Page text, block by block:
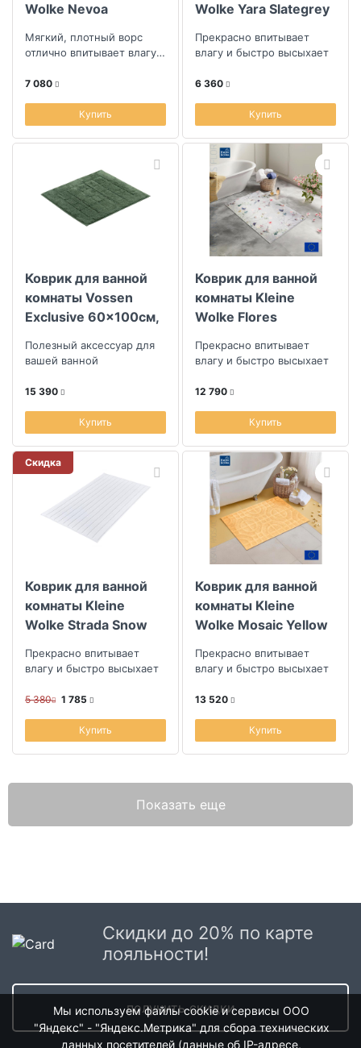
Wolke Nevoa
голубой
Мягкий, плотный ворс
отлично впитывает влагу и
7 080
Купить
Wolke Yara Slategrey
Прекрасно впитывает
влагу и быстро высыхает
6 360
Купить
Коврик для ванной
комнаты Vossen
Exclusive 60x100см,
Полезный аксессуар для
вашей ванной
15 390
Купить
Коврик для ванной
комнаты Kleine
Wolke Flores
Прекрасно впитывает
влагу и быстро высыхает
12 790
Купить
Скидка
Коврик для ванной
комнаты Kleine
Wolke Strada Snow
Прекрасно впитывает
влагу и быстро высыхает
5 380 1 785
Купить
Коврик для ванной
комнаты Kleine
Wolke Mosaic Yellow
Прекрасно впитывает
влагу и быстро высыхает
13 520
Купить
Показать еще
Скидки до 20% по карте
лояльности!
получить скидки
Мы используем файлы cookie и сервисы ООО
"Яндекс" - "Яндекс.Метрика" для сбора технических
данных посетителей (данные об IP-адресе,